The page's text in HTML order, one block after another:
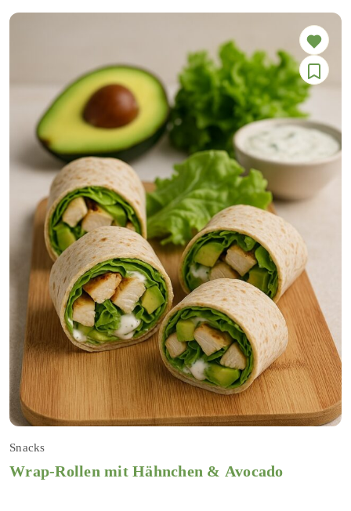
Snacks
Wrap-Rollen mit Hähnchen & Avocado